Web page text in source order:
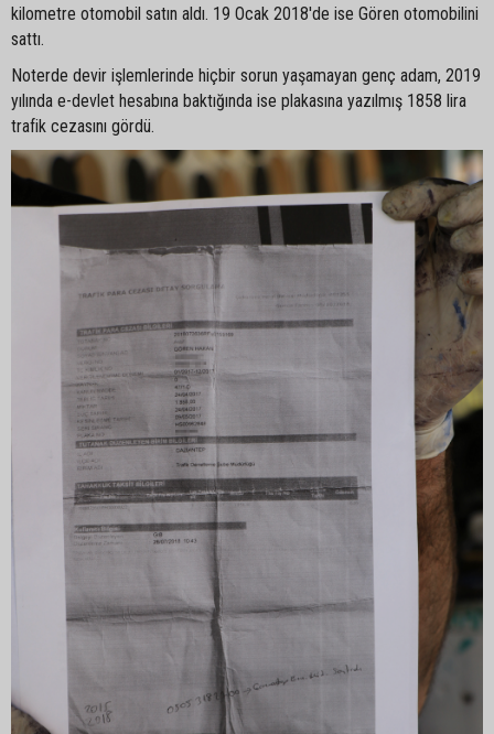
kilometre otomobil satın aldı. 19 Ocak 2018'de ise Gören otomobilini
sattı.
Noterde devir işlemlerinde hiçbir sorun yaşamayan genç adam, 2019
yılında e-devlet hesabına baktığında ise plakasına yazılmış 1858 lira
trafik cezasını gördü.